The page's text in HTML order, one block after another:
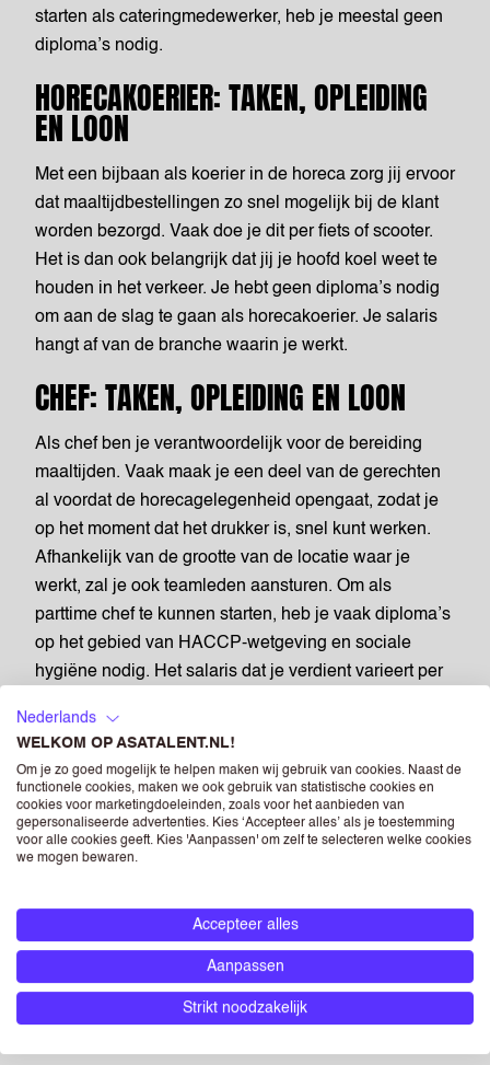
starten als cateringmedewerker, heb je meestal geen
diploma’s nodig.
HORECAKOERIER: TAKEN, OPLEIDING
EN LOON
Met een bijbaan als koerier in de horeca zorg jij ervoor
dat maaltijdbestellingen zo snel mogelijk bij de klant
worden bezorgd. Vaak doe je dit per fiets of scooter.
Het is dan ook belangrijk dat jij je hoofd koel weet te
houden in het verkeer. Je hebt geen diploma’s nodig
om aan de slag te gaan als horecakoerier. Je salaris
hangt af van de branche waarin je werkt.
CHEF: TAKEN, OPLEIDING EN LOON
Als chef ben je verantwoordelijk voor de bereiding
maaltijden. Vaak maak je een deel van de gerechten
al voordat de horecagelegenheid opengaat, zodat je
op het moment dat het drukker is, snel kunt werken.
Afhankelijk van de grootte van de locatie waar je
werkt, zal je ook teamleden aansturen. Om als
parttime chef te kunnen starten, heb je vaak diploma’s
op het gebied van HACCP-wetgeving en sociale
hygiëne nodig. Het salaris dat je verdient varieert per
PARTTIME STUDENTEN
BIJBANEN IN DE HORECA
ASA biedt tal van parttime horecabijbanen die ideaal
werken. Deze functies zijn uitermate geschikt voor wie
flexibel wil zijn in werktijden en tegelijkertijd
praktische vaardigheden wil opdoen in een levendige
omgeving. Je kunt kiezen uit een breed scala aan
rollen, van bedienend personeel tot barista’s, waarbij
Nederlands
WELKOM OP ASATALENT.NL!
Om je zo goed mogelijk te helpen maken wij gebruik van cookies. Naast de
functionele cookies, maken we ook gebruik van statistische cookies en
cookies voor marketingdoeleinden, zoals voor het aanbieden van
gepersonaliseerde advertenties. Kies ‘Accepteer alles’ als je toestemming
voor alle cookies geeft. Kies 'Aanpassen' om zelf te selecteren welke cookies
we mogen bewaren.
Accepteer alles
Aanpassen
Strikt noodzakelijk